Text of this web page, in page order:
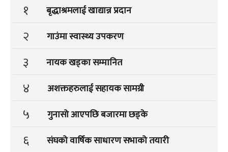
१ बृद्धाश्रमलाई खाद्यान्न प्रदान
२ गाउंमा स्वास्थ्य उपकरण
३ नायक खड्का सम्मानित
४ अशक्तहरुलाई सहायक सामग्री
५ गुनासो आएपछि बजारमा छड्के
६ संघको वार्षिक साधारण सभाको तयारी